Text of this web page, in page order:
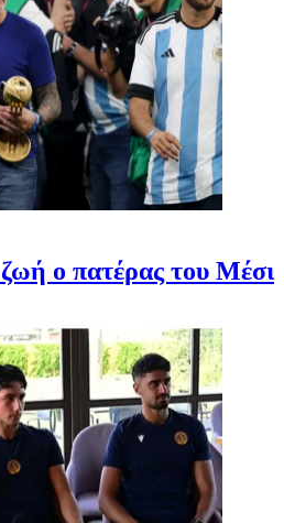
ο πατέρας του Μέσι